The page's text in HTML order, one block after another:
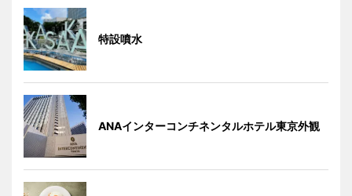
特設噴水
ANAインターコンチネンタルホテル東京外観